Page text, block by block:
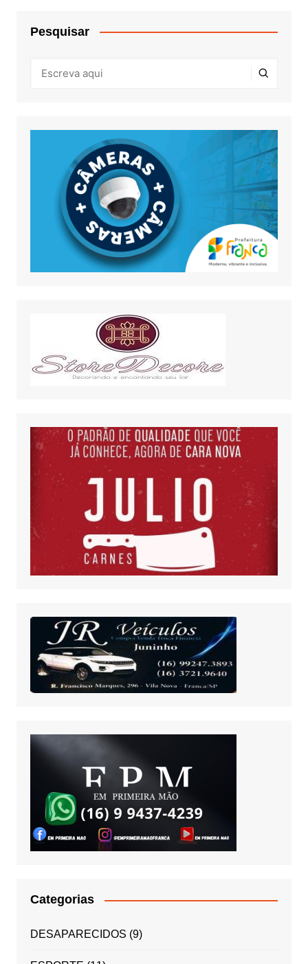
Pesquisar
Categorias
DESAPARECIDOS (9)